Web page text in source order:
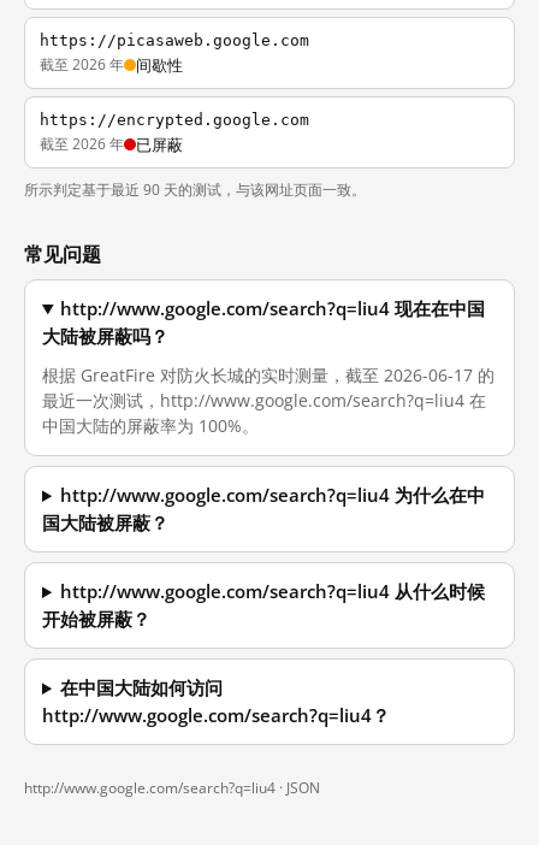
https://picasaweb.google.com
截至 2026 年 间歇性
https://encrypted.google.com
截至 2026 年 已屏蔽
所示判定基于最近 90 天的测试，与该网址页面一致。
常见问题
http://www.google.com/search?q=liu4 现在在中国
大陆被屏蔽吗？
根据 GreatFire 对防火长城的实时测量，截至 2026-06-17 的
最近一次测试，http://www.google.com/search?q=liu4 在
中国大陆的屏蔽率为 100%。
http://www.google.com/search?q=liu4 为什么在中
国大陆被屏蔽？
http://www.google.com/search?q=liu4 从什么时候
开始被屏蔽？
在中国大陆如何访问
http://www.google.com/search?q=liu4？
http://www.google.com/search?q=liu4 · JSON